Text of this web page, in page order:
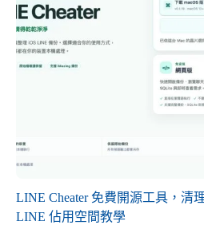
LINE Cheater 免費開源工具，清
LINE 佔用空間教學